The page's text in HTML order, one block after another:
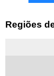
Regiões